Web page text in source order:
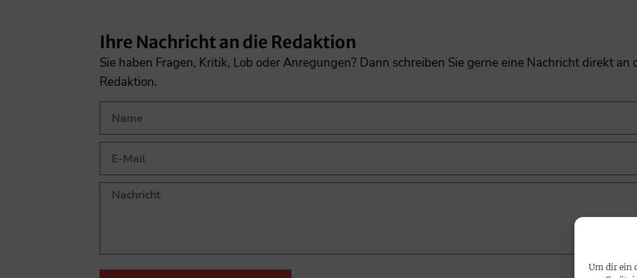
Um dir ein
Ihre Nachricht an die Redaktion
Sie haben Fragen, Kritik, Lob oder Anregungen? Dann schreiben Sie gerne eine Nachricht direkt an
Redaktion.